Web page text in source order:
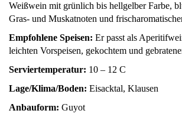
Weißwein mit grünlich bis hellgelber Farbe,
Gras- und Muskatnoten und
Empfohlene Speisen: Er passt als
leichten Vorspeisen, gekochtem und
Serviertemperatur: 10 – 12 C
Lage/Klima/Boden: Eisacktal, Klausen
Anbauform: Guyot